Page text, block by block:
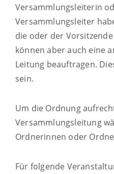
Versammlungsleiterin
Versammlungsleiter
die oder der
können aber auch eine
Leitung beauftragen.
sein.
Um die Ordnung
Versammlungsleitung
Ordnerinnen oder
Für folgende